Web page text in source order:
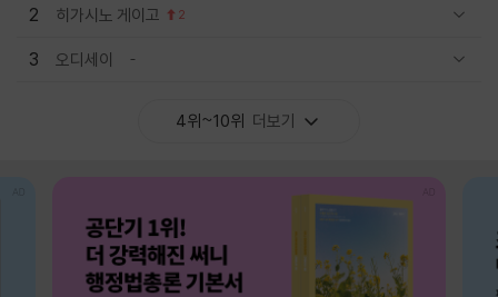
2 히가시노 게이고 2
3 오디세이
4위~10위 더보기